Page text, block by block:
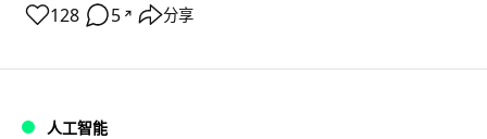
128 5 ↗ 分享
人工智能